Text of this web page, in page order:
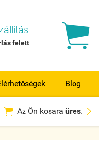
felett 
Blog
 Az Ön kosara üres. 